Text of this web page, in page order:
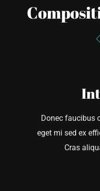
Donec faucibus
eget mi sed ex
Cras